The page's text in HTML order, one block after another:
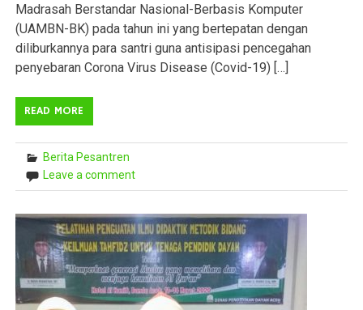
Madrasah Berstandar Nasional-Berbasis Komputer
(UAMBN-BK) pada tahun ini yang bertepatan dengan
diliburkannya para santri guna antisipasi pencegahan
penyebaran Corona Virus Disease (Covid-19) […]
READ MORE
Berita Pesantren
Leave a comment